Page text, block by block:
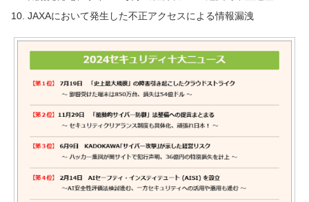
JAXAにおいて発生した不正アクセスによる情報漏洩